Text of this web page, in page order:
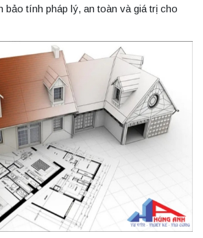
bảo tính pháp lý, an toàn và giá trị cho